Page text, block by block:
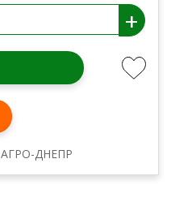
+
АГРО-ДНЕПР